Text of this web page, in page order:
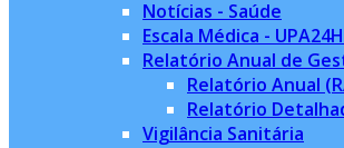
Notícias - Saúde
Escala Médica - UPA24H
Relatório Anual de
Relatório Anual
Relatório
Vigilância Sanitária